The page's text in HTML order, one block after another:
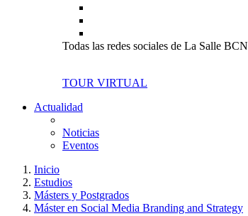
Todas las redes sociales de La Salle BCN
TOUR VIRTUAL
Actualidad
Noticias
Eventos
Inicio
Estudios
Másters y Postgrados
Máster en Social Media Branding and Strategy